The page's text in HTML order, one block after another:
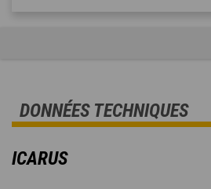
DONNÉES TECHNIQUES
ICARUS